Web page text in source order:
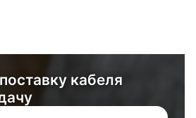
кабеля